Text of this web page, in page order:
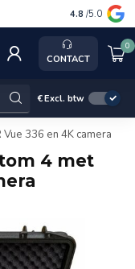
4.8 /5.0
CONTACT
0
€Excl. btw
Vue 336 en 4K camera
4 met